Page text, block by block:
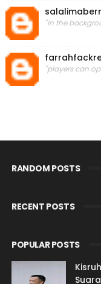
"in the
"players can
RANDOM POSTS
RECENT POSTS
POPULAR POSTS
Suara